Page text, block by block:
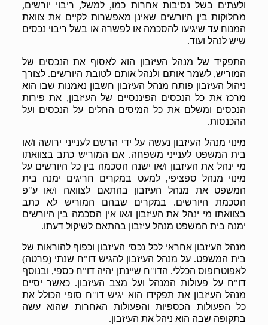
ולעתים בשל נסיבות אחרות כמו, למשל, ריבוי יורשים,
מחלוקות בין היורשים שאינן מאפשרות לקיים את צוואת
המנוח עד שיגיעו להסכמה או לפשרה או בשל ריבוי נכסים
שיש לנהל ועוד.
התפקיד של מנהל העיזבון הוא לאסוף את הנכסים של
המוריש,לשמר אותם ולנהל אותם לטובת היורשים.לצורך
ניהול העיזבון פותח מנהל העיזבון חשבון נאמנות שבו הוא
מרכז את כל הנכסים הפיננסיים של העיזבון, את פירות
הנכסים ומשלם את כל המיסים החלים על הנכסים ועל
ההכנסות.
מינוי מנהל העיזבון נעשה על ידי הרשם לענייני ירושה ו/או
בית המשפט לענייני משפחה. אם המוריש כתב בצוואתו
מי ינהל את העיזבון ו/או ישנה הסכמה בין כל היורשים על
מינוי מנהל ספציפי,למעט במקרים חריגים ימנה בית
המשפט את מנהל העיזבון בהתאם לצוואה ו/או ע"פ
הסכמת היורשים. במקרים שבהם המוריש לא כתב
בצוואתו מי ינהל את העיזבון ו/או אין הסכמה בין היורשים
ימנה בית המשפט מנהל עיזבון בהתאם לשיקול דעתו.
מנהל העיזבון אחראי לכל נכסי העיזבון וכפוף להוראות של
בית המשפט. על מנהל העיזבון להגיש דו"ח שנתי(פרטה)
לאפוטרופוס הכללי. הדו"ח שיינתן יהיה דו"ח כספי, ובנוסף
דו"ח על פעולות המנהל ועל מצב העיזבון. כאשר יסיים
מנהל העיזבון את תפקידו הוא יגיש דו"ח סופי הכולל את
כל הפעולות הכספיות והפעולות האחרות שהוא עשה
בתקופה שבה הוא ניהל את העיזבון.